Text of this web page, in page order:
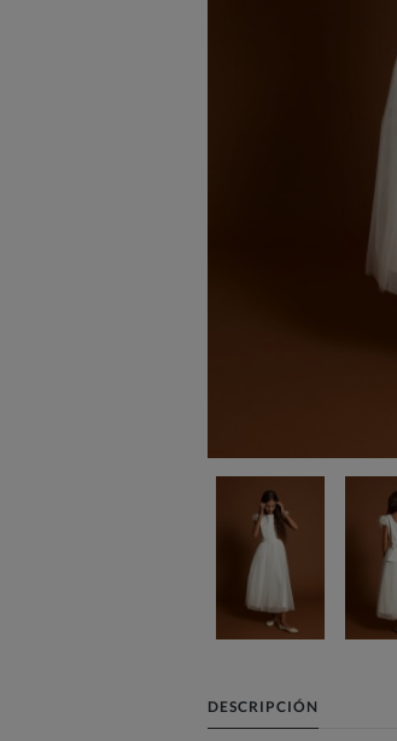
DESCRIPCIÓN